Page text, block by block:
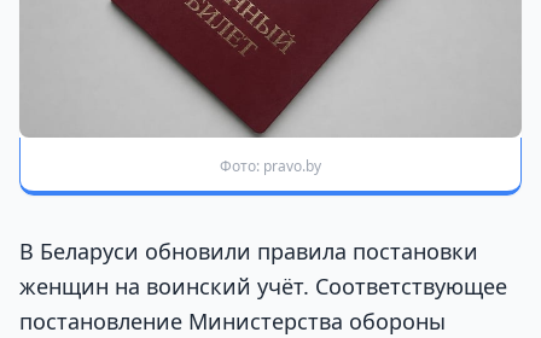
Фото: pravo.by
В Беларуси обновили правила постановки
женщин на воинский учёт. Соответствующее
постановление Министерства обороны